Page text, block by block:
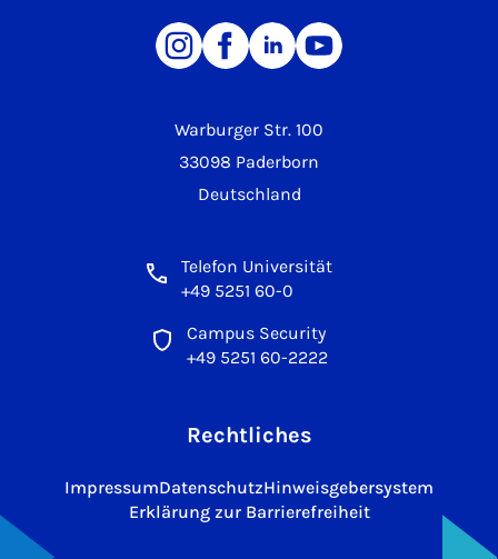
Warburger Str. 100
33098 Paderborn
Deutschland
Telefon Universität
+49 5251 60-0
Campus Security
+49 5251 60-2222
Rechtliches
ImpressumDatenschutzHinweisgebersystem
Erklärung zur Barrierefreiheit